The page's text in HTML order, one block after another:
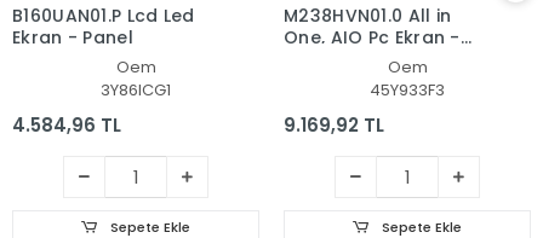
B160UAN01.P Lcd Led
Ekran - Panel
Oem
3Y86ICG1
4.584,96 TL
Sepete Ekle
M238HVN01.0 All in
One, AIO Pc Ekran -
Oem
45Y933F3
9.169,92 TL
Sepete Ekle